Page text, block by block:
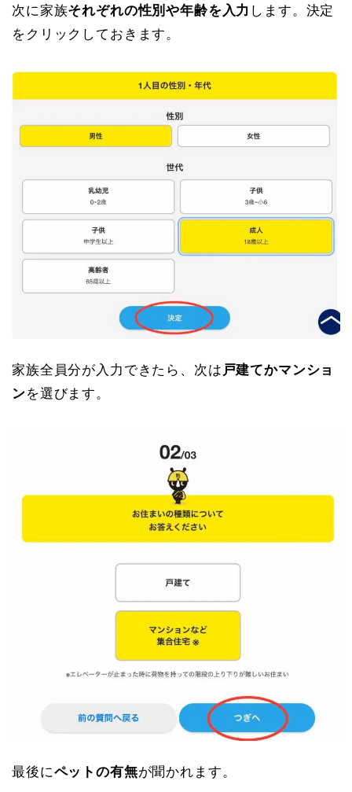
次に家族それぞれの性別や年齢を入力 します。決定
をクリックしておきます。
家族全員分が入力できたら、次は 戸建てかマンショ
ンを選びます。
最後にペットの有無が聞かれます。